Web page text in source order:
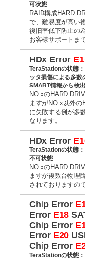
可状態
RAID構成HARD
で、難易度が高い
復旧率低下防止の
お客様サポートま
HDx Error
TeraStationの状態
ッタ損傷による多数
SMART情報から検出
NO.xのHARD
ますがNO.x以外の
に失敗する例が多
なります。
HDx Error
TeraStationの状態
不可状態
NO.xのHARD
ますが複数台物理
されておりますの
Chip Error
Error E18
Chip Error
Error E20
Chip Error
TeraStationの状態